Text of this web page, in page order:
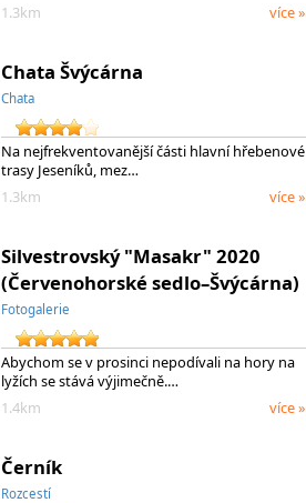
1.3km
více »
Chata Švýcárna
Chata
Na nejfrekventovanější části hlavní hřebenové
trasy Jeseníků, mez…
1.3km
více »
Silvestrovský "Masakr" 2020
(Červenohorské sedlo–Švýcárna)
Fotogalerie
Abychom se v prosinci nepodívali na hory na
lyžích se stává výjimečně.…
1.4km
více »
Černík
Rozcestí